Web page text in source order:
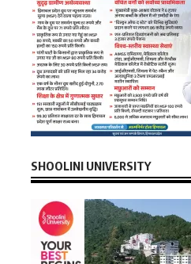
SHOOLINI UNIVERSITY